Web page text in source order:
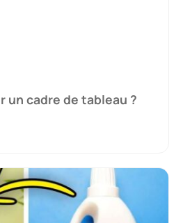
un cadre de tableau ?